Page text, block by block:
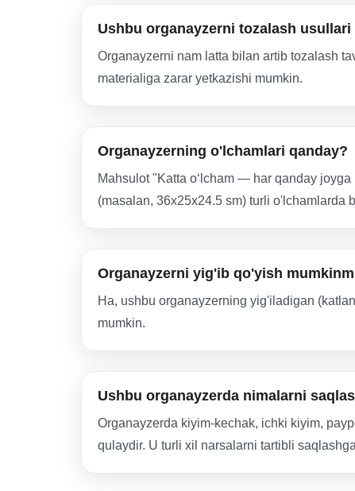
Ushbu organayzerni tozalash usullari
Organayzerni nam latta bilan artib tozalash
materialiga zarar yetkazishi mumkin.
Organayzerning o'lchamlari qanday?
Mahsulot "Katta o‘lcham — har qanday
(masalan, 36x25x24.5 sm) turli o'lchamlarda
Organayzerni yig'ib qo'yish
Ha, ushbu organayzerning yig'iladigan
mumkin.
Ushbu organayzerda nimalarni
Organayzerda kiyim-kechak, ichki kiyim,
qulaydir. U turli xil narsalarni tartibli